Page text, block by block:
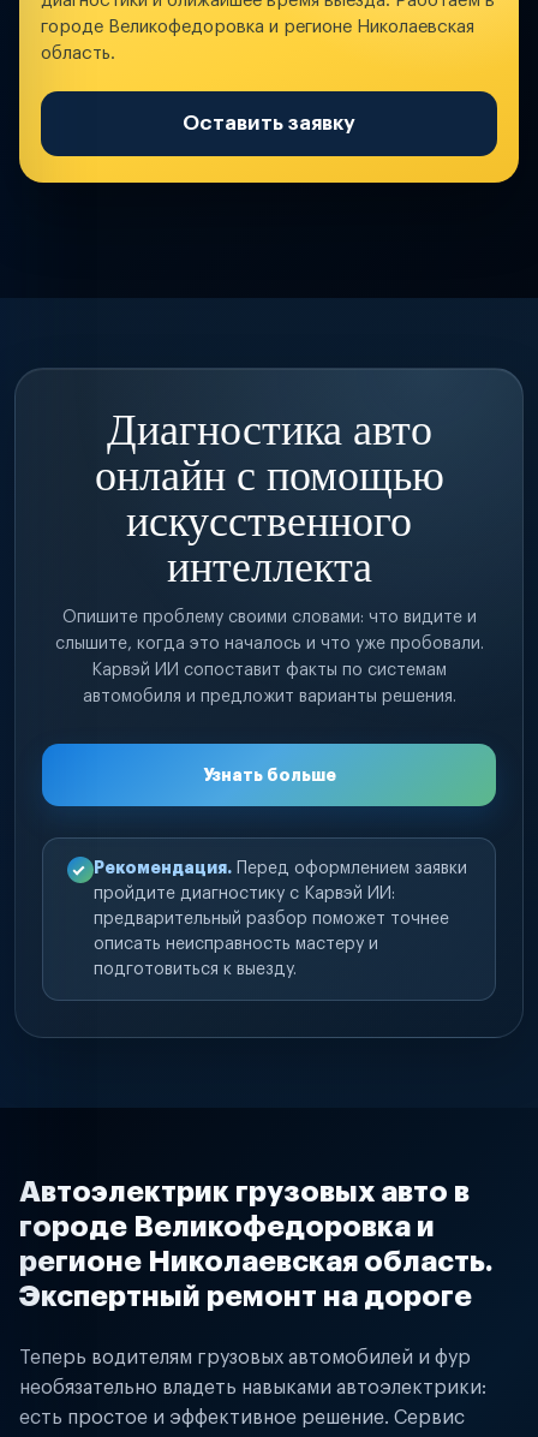
городе Великофедоровка и регионе Николаевская
область.
Оставить заявку
Диагностика авто
онлайн с помощью
искусственного
интеллекта
Опишите проблему своими словами: что видите и
слышите, когда это началось и что уже пробовали.
Карвэй ИИ сопоставит факты по системам
автомобиля и предложит варианты решения.
Узнать больше
Рекомендация. Перед оформлением заявки
пройдите диагностику с Карвэй ИИ:
предварительный разбор поможет точнее
описать неисправность мастеру и
подготовиться к выезду.
Автоэлектрик грузовых авто в
городе Великофедоровка и
регионе Николаевская область.
Экспертный ремонт на дороге
Теперь водителям грузовых автомобилей и фур
необязательно владеть навыками автоэлектрики:
есть простое и эффективное решение. Сервис